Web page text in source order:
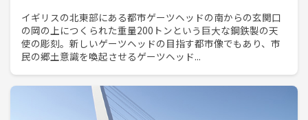
イギリスの北東部にある都市ゲーツヘッドの南からの玄関口
の岡の上につくられた重量200トンという巨大な鋼鉄製の天
使の彫刻。新しいゲーツヘッドの目指す都市像でもあり、市
民の郷土意識を喚起させるゲーツヘッド...